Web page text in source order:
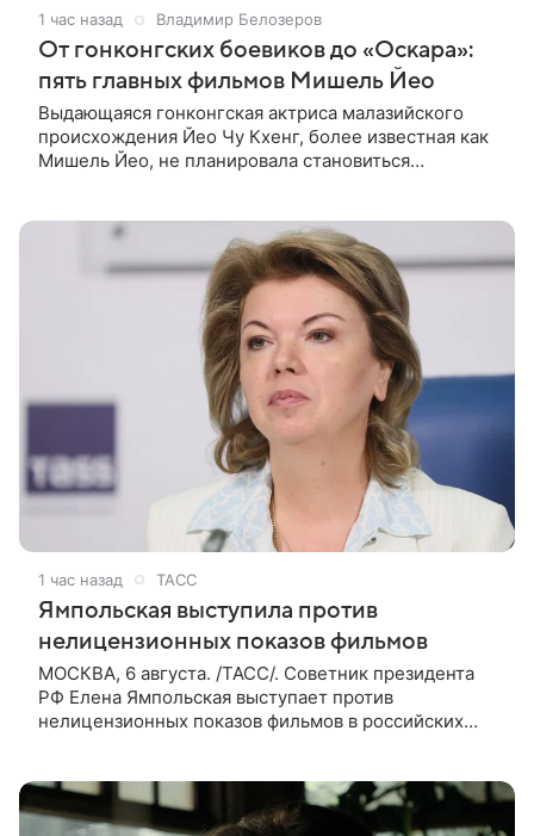
1 час назад Владимир Белозеров
От гонконгских боевиков до «Оскара»:
пять главных фильмов Мишель Йео
Выдающаяся гонконгская актриса малазийского
происхождения Йео Чу Кхенг, более известная как
Мишель Йео, не планировала становиться
1 час назад ТАСС
Ямпольская выступила против
нелицензионных показов фильмов
МОСКВА, 6 августа. /ТАСС/. Советник президента
РФ Елена Ямпольская выступает против
нелицензионных показов фильмов в российских